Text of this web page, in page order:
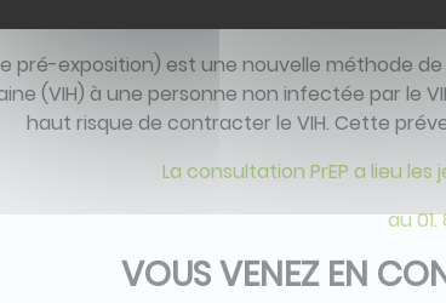
pré-exposition) est une nouvelle méthode
(VIH) à une personne non infectée par le
haut risque de contracter le VIH. Cette
La consultation PrEP a lieu
au
VOUS VENEZ EN